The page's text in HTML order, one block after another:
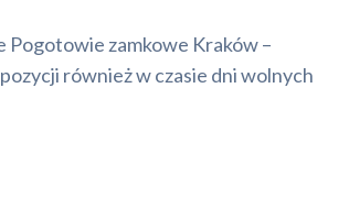
Pogotowie zamkowe Kraków –
również w czasie dni wolnych